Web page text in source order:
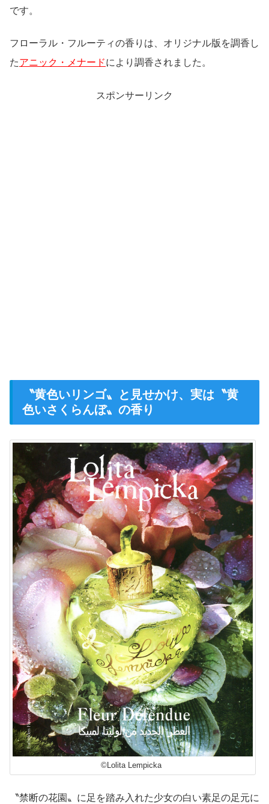
です。
フローラル・フルーティの香りは、オリジナル版を調香し
たアニック・メナードにより調香されました。
スポンサーリンク
〝黄色いリンゴ〟と見せかけ、実は〝黄
色いさくらんぼ〟の香り
©Lolita Lempicka
〝禁断の花園〟に足を踏み入れた少女の白い素足の足元に